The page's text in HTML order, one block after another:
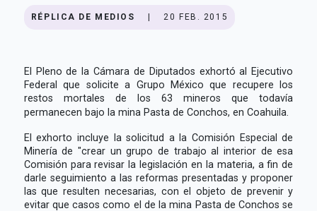
RÉPLICA DE MEDIOS 20 FEB. 2015
El Pleno de la Cámara de Diputados exhortó al Ejecutivo
Federal que solicite a Grupo México que recupere los
restos mortales de los 63 mineros que todavía
permanecen bajo la mina Pasta de Conchos, en Coahuila.
El exhorto incluye la solicitud a la Comisión Especial de
Minería de "crear un grupo de trabajo al interior de esa
Comisión para revisar la legislación en la materia, a fin de
darle seguimiento a las reformas presentadas y proponer
las que resulten necesarias, con el objeto de prevenir y
evitar que casos como el de la mina Pasta de Conchos se